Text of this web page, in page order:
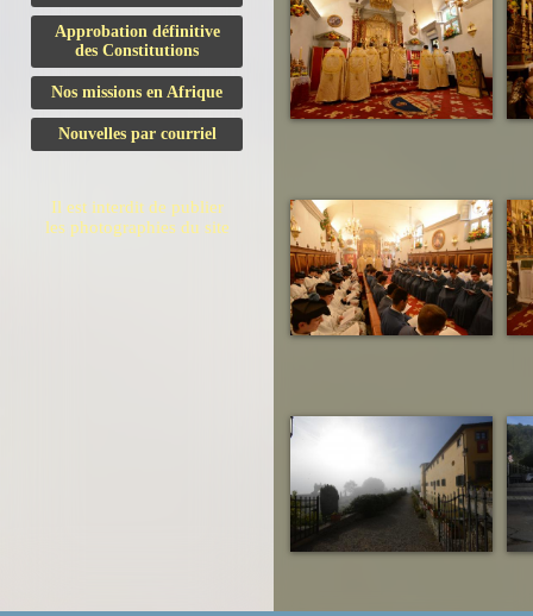
Approbation définitive
des Constitutions
Nos missions en Afrique
Nouvelles par courriel
Il est interdit de publier
les photographies du site